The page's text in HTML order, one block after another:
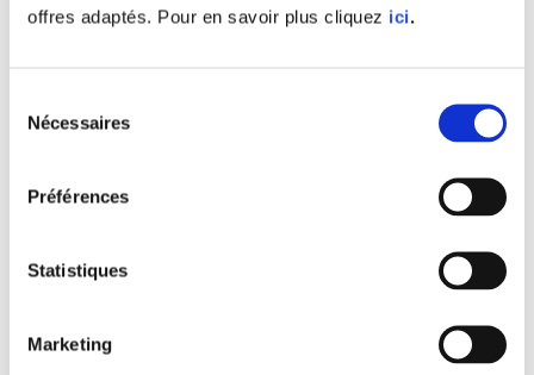
offres adaptés. Pour en savoir plus cliquez ici.
Nécessaires
Préférences
Statistiques
Marketing
informatique, postes et